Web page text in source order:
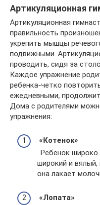
Артикуляционная
Артикуляционная
правильность
укрепить мышцы
подвижными.
проводить, сидя за
Каждое упражнение
ребенка-четко
ежедневными,
Дома с родителями
упражнения:
«Котенок»
. Ребенок
широкий и
она лакает
«Лопата»